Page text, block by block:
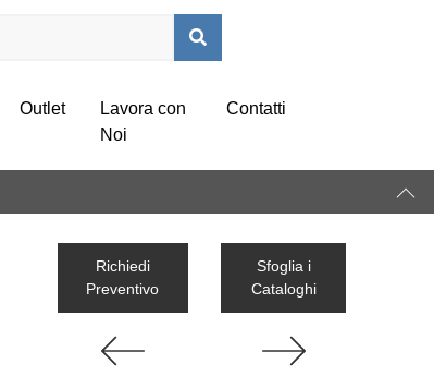
Outlet
Lavora con
Noi
Contatti
Richiedi
Preventivo
Sfoglia i
Cataloghi